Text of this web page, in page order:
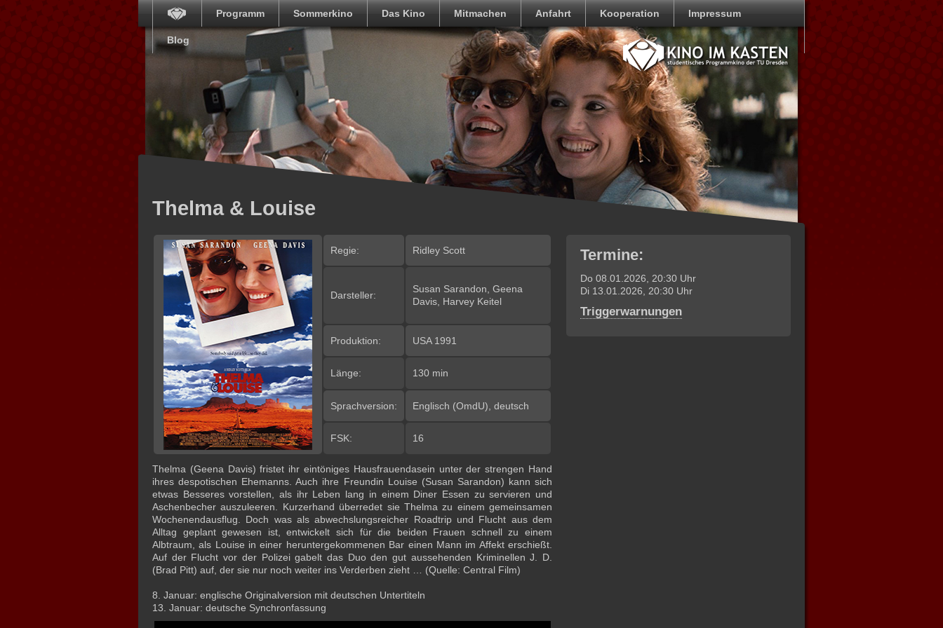
Programm Sommerkino Das Kino Mitmachen Anfahrt Kooperation Impressum
Blog
Thelma & Louise
Regie: Ridley Scott
Darsteller:
Susan Sarandon, Geena
Davis, Harvey Keitel
Produktion: USA 1991
Länge: 130 min
Sprachversion: Englisch (OmdU), deutsch
FSK: 16
Thelma (Geena Davis) fristet ihr eintöniges Hausfrauendasein unter der strengen Hand
ihres despotischen Ehemanns. Auch ihre Freundin Louise (Susan Sarandon) kann sich
etwas Besseres vorstellen, als ihr Leben lang in einem Diner Essen zu servieren und
Aschenbecher auszuleeren. Kurzerhand überredet sie Thelma zu einem gemeinsamen
Wochenendausflug. Doch was als abwechslungsreicher Roadtrip und Flucht aus dem
Alltag geplant gewesen ist, entwickelt sich für die beiden Frauen schnell zu einem
Albtraum, als Louise in einer heruntergekommenen Bar einen Mann im Affekt erschießt.
Auf der Flucht vor der Polizei gabelt das Duo den gut aussehenden Kriminellen J. D.
(Brad Pitt) auf, der sie nur noch weiter ins Verderben zieht … (Quelle: Central Film)
8. Januar: englische Originalversion mit deutschen Untertiteln
13. Januar: deutsche Synchronfassung
Termine:
Do 08.01.2026, 20:30 Uhr
Di 13.01.2026, 20:30 Uhr
Triggerwarnungen